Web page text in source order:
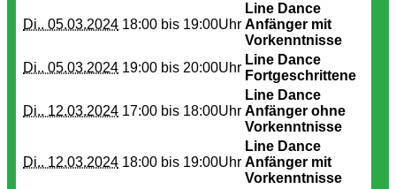
Di.. 05.03.2024 18:00 bis 19:00Uhr
Line Dance
Anfänger mit
Vorkenntnisse
Di.. 05.03.2024 19:00 bis 20:00Uhr
Line Dance
Fortgeschrittene
Di.. 12.03.2024 17:00 bis 18:00Uhr
Line Dance
Anfänger ohne
Vorkenntnisse
Di.. 12.03.2024 18:00 bis 19:00Uhr
Line Dance
Anfänger mit
Vorkenntnisse